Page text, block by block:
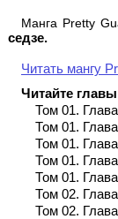
Манга Pretty
седзе.
Читать мангу
Читайте
Том 01.
Том 01.
Том 01.
Том 01.
Том 01.
Том 02.
Том 02.